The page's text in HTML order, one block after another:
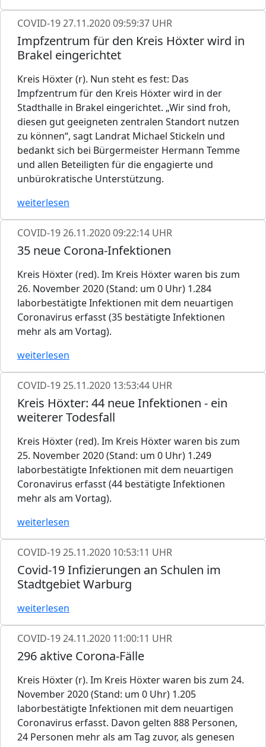
COVID-1927.11.2020 09:59:37 UHR
Impfzentrum für den Kreis Höxter wird in
Brakel eingerichtet
Kreis Höxter (r). Nun steht es fest: Das
Impfzentrum für den Kreis Höxter wird in der
Stadthalle in Brakel eingerichtet. „Wir sind froh,
diesen gut geeigneten zentralen Standort nutzen
zu können“, sagt Landrat Michael Stickeln und
bedankt sich bei Bürgermeister Hermann Temme
und allen Beteiligten für die engagierte und
unbürokratische Unterstützung.
weiterlesen
COVID-1926.11.2020 09:22:14 UHR
35 neue Corona-Infektionen
Kreis Höxter (red). Im Kreis Höxter waren bis zum
26. November 2020 (Stand: um 0 Uhr) 1.284
laborbestätigte Infektionen mit dem neuartigen
Coronavirus erfasst (35 bestätigte Infektionen
mehr als am Vortag).
weiterlesen
COVID-1925.11.2020 13:53:44 UHR
Kreis Höxter: 44 neue Infektionen - ein
weiterer Todesfall
Kreis Höxter (red). Im Kreis Höxter waren bis zum
25. November 2020 (Stand: um 0 Uhr) 1.249
laborbestätigte Infektionen mit dem neuartigen
Coronavirus erfasst (44 bestätigte Infektionen
mehr als am Vortag).
weiterlesen
COVID-1925.11.2020 10:53:11 UHR
Covid-19 Infizierungen an Schulen im
Stadtgebiet Warburg
weiterlesen
COVID-1924.11.2020 11:00:11 UHR
296 aktive Corona-Fälle
Kreis Höxter (r). Im Kreis Höxter waren bis zum 24.
November 2020 (Stand: um 0 Uhr) 1.205
laborbestätigte Infektionen mit dem neuartigen
Coronavirus erfasst. Davon gelten 888 Personen,
24 Personen mehr als am Tag zuvor, als genesen